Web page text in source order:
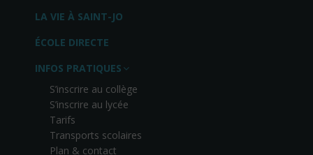
LA VIE À SAINT-JO
ÉCOLE DIRECTE
INFOS PRATIQUES
S’inscrire au collège
S’inscrire au lycée
Tarifs
Transports scolaires
Plan & contact